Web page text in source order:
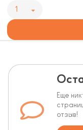
1
Еще
отзыв!